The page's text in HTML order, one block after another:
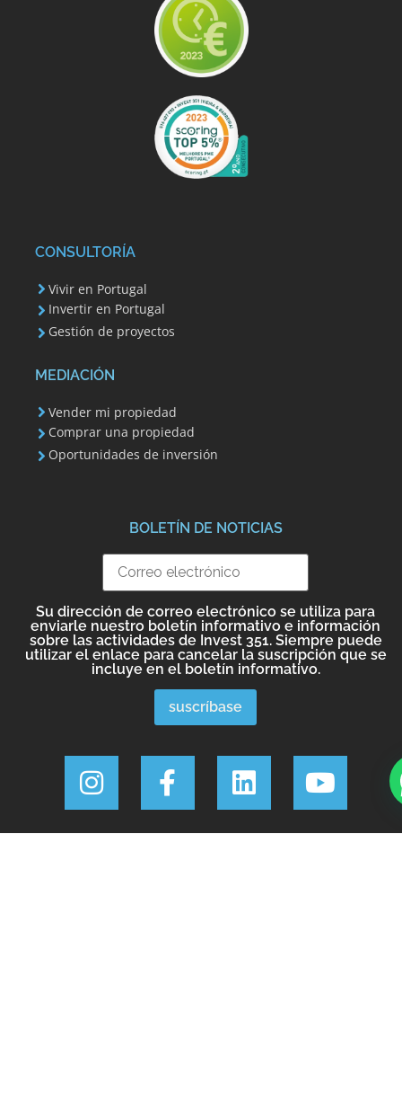
CONSULTORÍA
Vivir en Portugal
Invertir en Portugal
Gestión de proyectos
MEDIACIÓN
Vender mi propiedad
Comprar una propiedad
Oportunidades de inversión
BOLETÍN DE NOTICIAS
Su dirección de correo electrónico se utiliza para
enviarle nuestro boletín informativo e información
sobre las actividades de Invest 351. Siempre puede
utilizar el enlace para cancelar la suscripción que se
incluye en el boletín informativo.
¿En qué podemos ayudarle?